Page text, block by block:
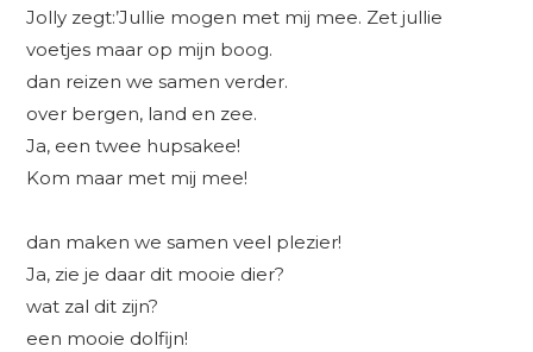
Jolly zegt:’Jullie mogen met mij mee. Zet jullie
voetjes maar op mijn boog.
dan reizen we samen verder.
over bergen, land en zee.
Ja, een twee hupsakee!
Kom maar met mij mee!
dan maken we samen veel plezier!
Ja, zie je daar dit mooie dier?
wat zal dit zijn?
een mooie dolfijn!